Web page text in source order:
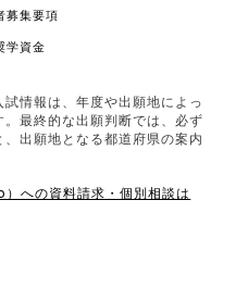
募集要項
学資金
情報は、年度や出願地によっ
最終的な出願判断では、必ず
出願地となる都道府県の案内
への資料請求・個別相談は